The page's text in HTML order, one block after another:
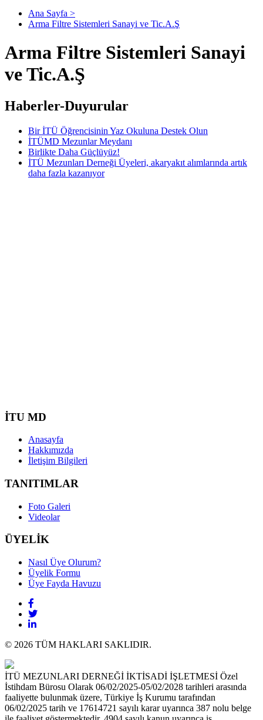
Ana Sayfa >
Arma Filtre Sistemleri Sanayi ve Tic.A.Ş
Arma Filtre Sistemleri Sanayi
ve Tic.A.Ş
Haberler-Duyurular
Bir İTÜ Öğrencisinin Yaz Okuluna Destek Olun
İTÜMD Mezunlar Meydanı
Birlikte Daha Güçlüyüz!
İTÜ Mezunları Derneği Üyeleri, akaryakıt alımlarında artık
daha fazla kazanıyor
İTU MD
Anasayfa
Hakkımızda
İletişim Bilgileri
TANITIMLAR
Foto Galeri
Videolar
ÜYELİK
Nasıl Üye Olurum?
Üyelik Formu
Üye Fayda Havuzu
© 2026 TÜM HAKLARI SAKLIDIR.
İTÜ MEZUNLARI DERNEĞİ İKTİSADİ İŞLETMESİ Özel
İstihdam Bürosu Olarak 06/02/2025-05/02/2028 tarihleri arasında
faaliyette bulunmak üzere, Türkiye İş Kurumu tarafından
06/02/2025 tarih ve 17614721 sayılı karar uyarınca 387 nolu belge